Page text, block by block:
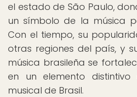
el estado de São Paulo,
un símbolo de la música
Con el tiempo, su
otras regiones del país, y
música brasileña se
en un elemento
musical de Brasil.